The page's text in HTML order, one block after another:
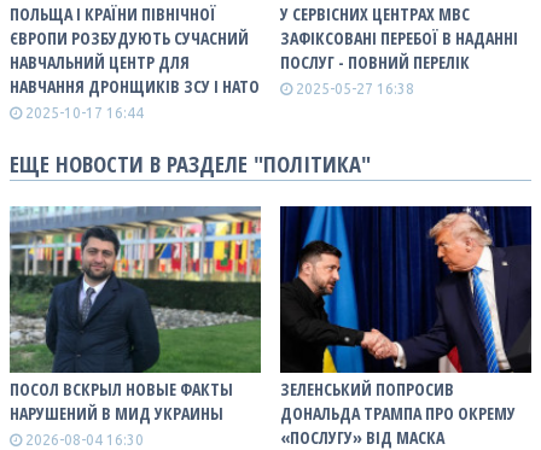
ПОЛЬЩА І КРАЇНИ ПІВНІЧНОЇ
ЄВРОПИ РОЗБУДУЮТЬ СУЧАСНИЙ
НАВЧАЛЬНИЙ ЦЕНТР ДЛЯ
НАВЧАННЯ ДРОНЩИКІВ ЗСУ І НАТО
2025-10-17 16:44
У СЕРВІСНИХ ЦЕНТРАХ МВС
ЗАФІКСОВАНІ ПЕРЕБОЇ В НАДАННІ
ПОСЛУГ - ПОВНИЙ ПЕРЕЛІК
2025-05-27 16:38
ЕЩЕ НОВОСТИ В РАЗДЕЛЕ "ПОЛІТИКА"
ПОСОЛ ВСКРЫЛ НОВЫЕ ФАКТЫ
НАРУШЕНИЙ В МИД УКРАИНЫ
2026-08-04 16:30
ЗЕЛЕНСЬКИЙ ПОПРОСИВ
ДОНАЛЬДА ТРАМПА ПРО ОКРЕМУ
«ПОСЛУГУ» ВІД МАСКА